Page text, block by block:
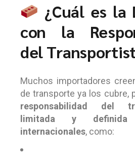
¿Cuál es la
con la
del
Muchos importadores
de transporte ya los cubre,
responsabilidad del
limitada y
internacionales, como: